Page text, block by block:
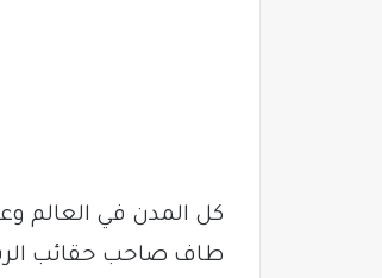
كل المدن في العالم
طاف صاحب حقائب